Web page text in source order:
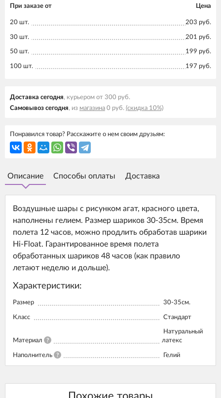
При заказе от Цена
20 шт. 203 руб.
30 шт. 201 руб.
50 шт. 199 руб.
100 шт. 197 руб.
Доставка cегодня, курьером от 300 руб.
Самовывоз cегодня, из магазина 0 руб. (скидка 10%)
Понравился товар? Расскажите о нем своим друзьям:
Описание Способы оплаты Доставка
Воздушные шары с рисунком агат, красного цвета,
наполнены гелием. Размер шариков 30-35см. Время
полета 12 часов, можно продлить обработав шарики
Hi-Float. Гарантированное время полета
обработанных шариков 48 часов (как правило
летают неделю и дольше).
Характеристики:
Размер 30-35см.
Класс Стандарт
Материал ?
Натуральный
латекс
Наполнитель ? Гелий